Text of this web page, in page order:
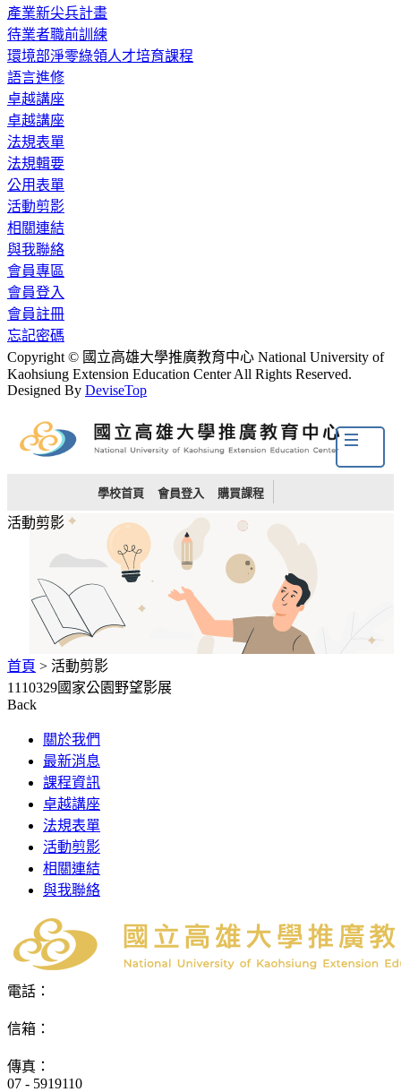
產業新尖兵計畫
待業者職前訓練
環境部淨零綠領人才培育課程
語言進修
卓越講座
卓越講座
法規表單
法規輯要
公用表單
活動剪影
相關連結
與我聯絡
會員專區
會員登入
會員註冊
忘記密碼
Copyright © 國立高雄大學推廣教育中心 National University of
Kaohsiung Extension Education Center All Rights Reserved.
Designed By DeviseTop
學校首頁 會員登入 購買課程
活動剪影
首頁 > 活動剪影
1110329國家公園野望影展
Back
關於我們
最新消息
課程資訊
卓越講座
法規表單
活動剪影
相關連結
與我聯絡
電話：
信箱：
傳真：
07 - 5919110